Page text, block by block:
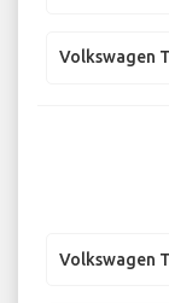
Volkswagen
Volkswagen